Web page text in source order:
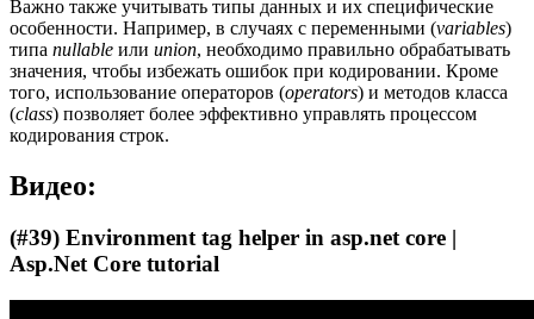
Важно также учитывать типы данных и их специфические
особенности. Например, в случаях с переменными (variables)
типа nullable или union, необходимо правильно обрабатывать
значения, чтобы избежать ошибок при кодировании. Кроме
того, использование операторов (operators) и методов класса
(class) позволяет более эффективно управлять процессом
кодирования строк.
Видео:
(#39) Environment tag helper in asp.net core |
Asp.Net Core tutorial